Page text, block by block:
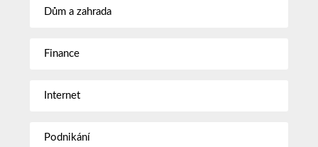
Dům a zahrada
Finance
Internet
Podnikání